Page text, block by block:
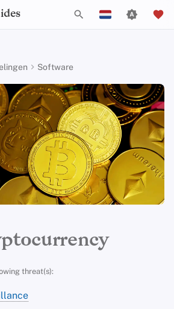
Español
Français
עִברִית
Italiano
Nederlands
中文 (繁體)
中文 (繁體，台灣)
Introduction to
Passwords
Multifactor-
Choosing Your
E-mail Beveiliging
Inleiding tot DNS
Tor Overzicht
Privé betalingen
Soorten
Android Overview
iOS Overzicht
Linux Overzicht
macOS Overview
Qubes Overzicht
Alternatieve Distributions
General Apps
Obtaining Applications
Check Your Laws
Choose Your Tools
Expand Your Perspective
Support The Community
Build Alliances
Data Protection
General Criteria
Donation Acceptance
Executive Policy
Privacy Policy
Notices and Disclaimers
Job Openings
Contributors
Online diensten
Gedragscode
Webverkeersstatistieken
Schrijfgids
Technische gids
Software
threat(s):